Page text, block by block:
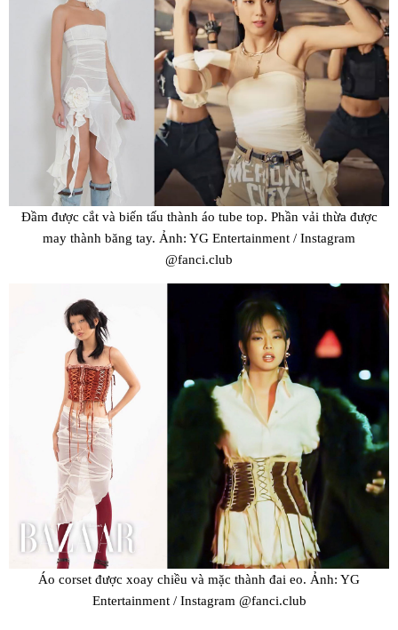
Đầm được cắt và biến tấu thành áo tube top. Phần vải thừa được
may thành băng tay. Ảnh: YG Entertainment / Instagram
@fanci.club
Áo corset được xoay chiều và mặc thành đai eo. Ảnh: YG
Entertainment / Instagram @fanci.club